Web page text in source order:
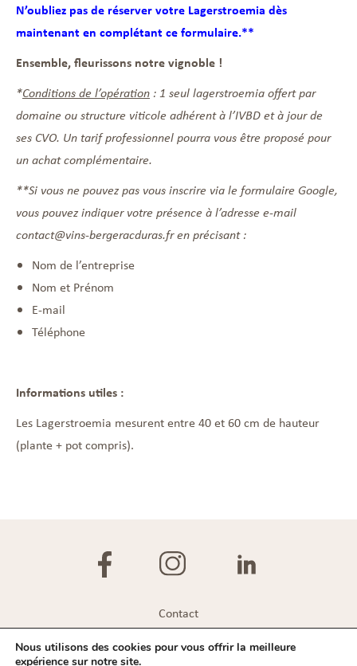
N’oubliez pas de réserver votre Lagerstroemia dès
maintenant en complétant ce formulaire.**
Ensemble, fleurissons notre vignoble !
*Conditions de l’opération : 1 seul lagerstroemia offert par
domaine ou structure viticole adhérent à l’IVBD et à jour de
ses CVO. Un tarif professionnel pourra vous être proposé pour
un achat complémentaire.
**Si vous ne pouvez pas vous inscrire via le formulaire Google,
vous pouvez indiquer votre présence à l’adresse e-mail
contact@vins-bergeracduras.fr en précisant :
Nom de l’entreprise
Nom et Prénom
E-mail
Téléphone
Informations utiles :
Les Lagerstroemia mesurent entre 40 et 60 cm de hauteur
(plante + pot compris).
Contact
Nous utilisons des cookies pour vous offrir la meilleure
expérience sur notre site.